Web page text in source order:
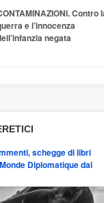
Contro
e l’innocenza
negata
schegge di libri
Diplomatique dal